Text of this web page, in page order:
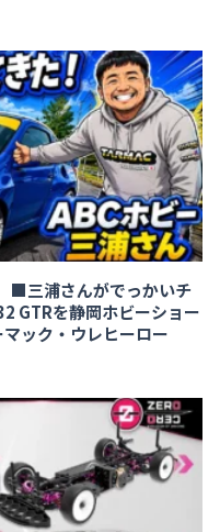
■三浦さんがでっかいチ
GTRを静岡ホビーショー
ック・ウレヒーロー